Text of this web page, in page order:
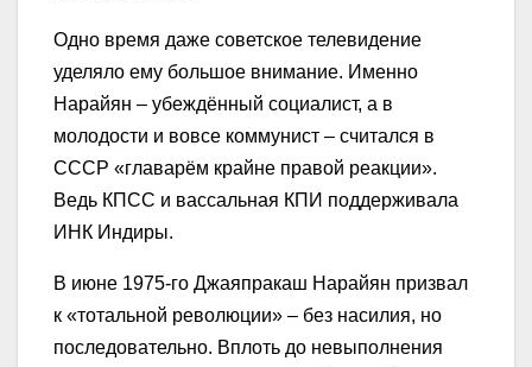
Одно время даже советское телевидение
уделяло ему большое внимание. Именно
Нарайян – убеждённый социалист, а в
молодости и вовсе коммунист – считался в
СССР «главарём крайне правой реакции».
Ведь КПСС и вассальная КПИ поддерживала
ИНК Индиры.
В июне 1975-го Джаяпракаш Нарайян призвал
к «тотальной революции» – без насилия, но
последовательно. Вплоть до невыполнения